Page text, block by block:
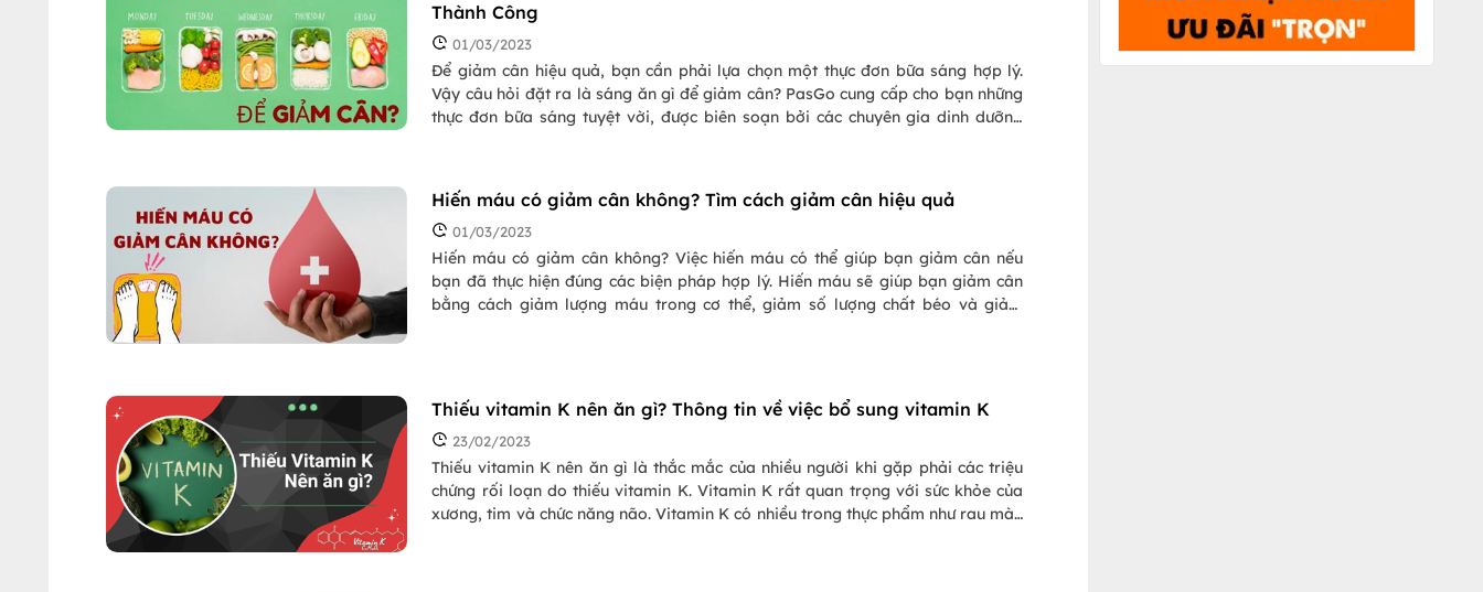
Thành Công
01/03/2023
Để giảm cân hiệu quả, bạn cần phải lựa chọn một thực đơn bữa sáng hợp lý.
Vậy câu hỏi đặt ra là sáng ăn gì để giảm cân? PasGo cung cấp cho bạn những
thực đơn bữa sáng tuyệt vời, được biên soạn bởi các chuyên gia dinh dưỡng
đơn bữa sáng cho người giảm cân của PasGo ngay hôm nay để bắt đầu chế độ
ăn uống hợp lý và giảm cân hiệu quả!
Hiến máu có giảm cân không? Tìm cách giảm cân hiệu quả
01/03/2023
Hiến máu có giảm cân không? Việc hiến máu có thể giúp bạn giảm cân nếu
bạn đã thực hiện đúng các biện pháp hợp lý. Hiến máu sẽ giúp bạn giảm cân
bằng cách giảm lượng máu trong cơ thể, giảm số lượng chất béo và giảm
có giảm cân không và cách giảm cân an toàn.
Thiếu vitamin K nên ăn gì? Thông tin về việc bổ sung vitamin K
23/02/2023
Thiếu vitamin K nên ăn gì là thắc mắc của nhiều người khi gặp phải các triệu
chứng rối loạn do thiếu vitamin K. Vitamin K rất quan trọng với sức khỏe của
xương, tim và chức năng não. Vitamin K có nhiều trong thực phẩm như rau màu